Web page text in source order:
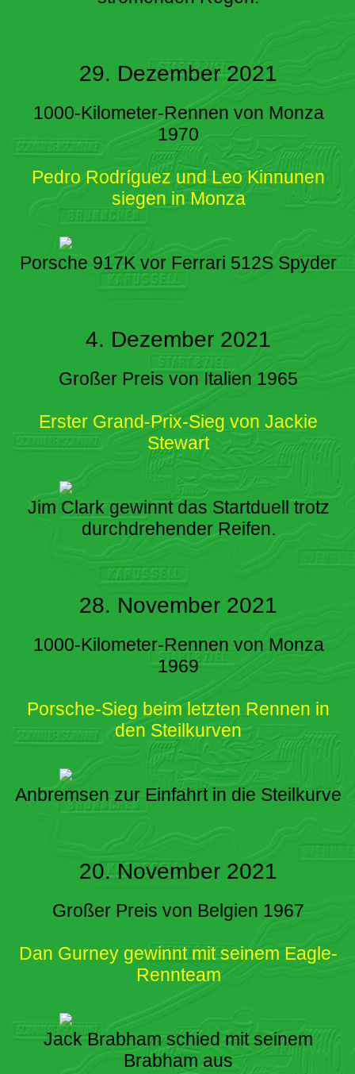
29. Dezember 2021
1000-Kilometer-Rennen von Monza
1970
Pedro Rodríguez und Leo Kinnunen
siegen in Monza
Porsche 917K vor Ferrari 512S Spyder
4. Dezember 2021
Großer Preis von Italien 1965
Erster Grand-Prix-Sieg von Jackie
Stewart
Jim Clark gewinnt das Startduell trotz
durchdrehender Reifen.
28. November 2021
1000-Kilometer-Rennen von Monza
1969
Porsche-Sieg beim letzten Rennen in
den Steilkurven
Anbremsen zur Einfahrt in die Steilkurve
20. November 2021
Großer Preis von Belgien 1967
Dan Gurney gewinnt mit seinem Eagle-
Rennteam
Jack Brabham schied mit seinem
Brabham aus